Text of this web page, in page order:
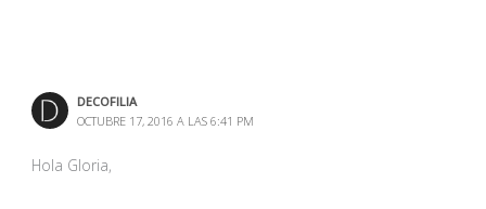
DECOFILIA
OCTUBRE 17, 2016 A LAS 6:41 PM
Hola Gloria,